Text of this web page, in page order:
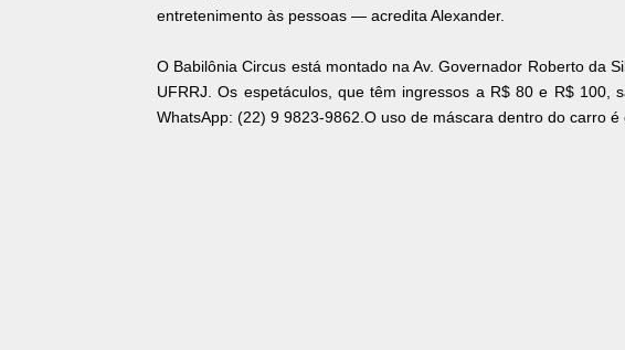
entretenimento às pessoas — acredita Alexander.
O Babilônia Circus está montado na Av. Governador Roberto da
UFRRJ. Os espetáculos, que têm ingressos a R$ 80 e R$ 100,
WhatsApp: (22) 9 9823-9862.O uso de máscara dentro do carro é